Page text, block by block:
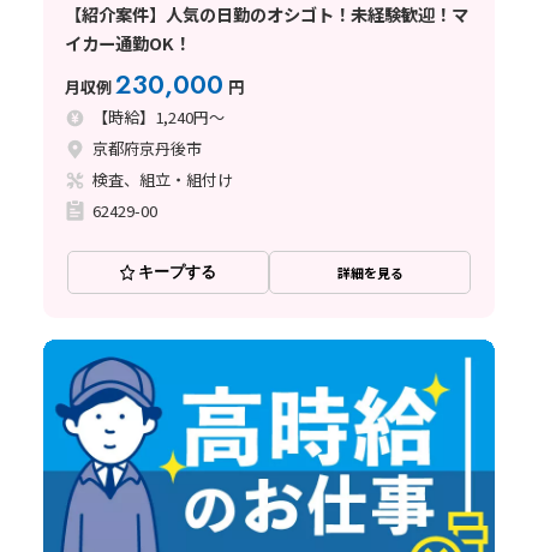
【紹介案件】人気の日勤のオシゴト！未経験歓迎！マ
イカー通勤OK！
月収例230,000 円
【時給】1,240円～
京都府京丹後市
検査、組立・組付け
62429-00
キープする 詳細を見る